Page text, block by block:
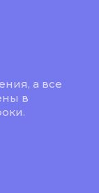
а все
в